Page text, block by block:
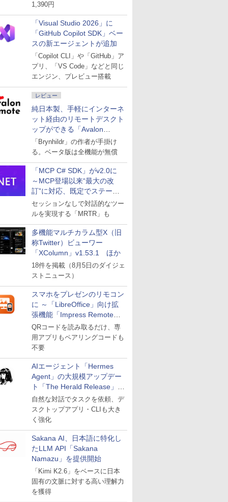
1,390円
「Visual Studio 2026」に
「GitHub Copilot SDK」ベー
スの新エージェントが追加
「Copilot CLI」や「GitHub」ア
プリ、「VS Code」などと同じ
エンジン、プレビュー搭載
レビュー
純日本製、手軽にインターネ
ット経由のリモートデスクト
ップができる「Avalon
remote」
「Brynhildr」の作者が手掛け
る。ベータ版は全機能が無償
「MCP C# SDK」がv2.0に
～MCP登場以来“最大の改
訂”に対応、既定でステート
レスへ
セッションなしで対話的なツー
ルを実現する「MRTR」も
多機能マルチカラム型X（旧
称Twitter）ビューワー
「XColumn」v1.53.1 ほか
18件を掲載（8月5日のダイジェ
ストニュース）
スマホをプレゼンのリモコン
に ～「LibreOffice」向け拡
張機能「Impress Remote」
が公開
QRコードを読み取るだけ、専
用アプリもペアリングコードも
不要
AIエージェント「Hermes
Agent」の大規模アップデー
ト「The Herald Release」が
公開
自然な対話でタスクを依頼、デ
スクトップアプリ・CLIも大き
く強化
Sakana AI、日本語に特化し
たLLM API「Sakana
Namazu」を提供開始
「Kimi K2.6」をベースに日本
固有の文脈に対する高い理解力
を獲得